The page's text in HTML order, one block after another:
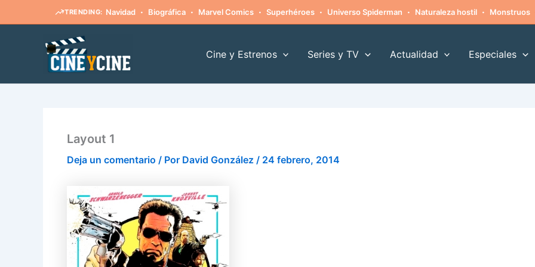
TRENDING: Navidad · Biográfica · Marvel Comics · Superhéroes · Universo Spiderman · Naturaleza hostil · Monstruos
Cine y Estrenos Series y TV Actualidad Especiales
Layout 1
Deja un comentario / Por David González / 24 febrero, 2014